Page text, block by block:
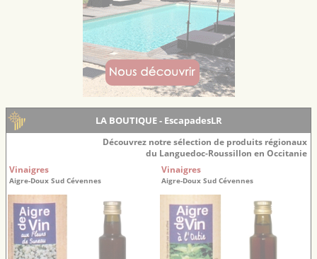
LA BOUTIQUE - EscapadesLR
Découvrez notre sélection de produits régionaux
du Languedoc-Roussillon en Occitanie
Vinaigres
Aigre-Doux Sud Cévennes
Vinaigres
Aigre-Doux Sud Cévennes